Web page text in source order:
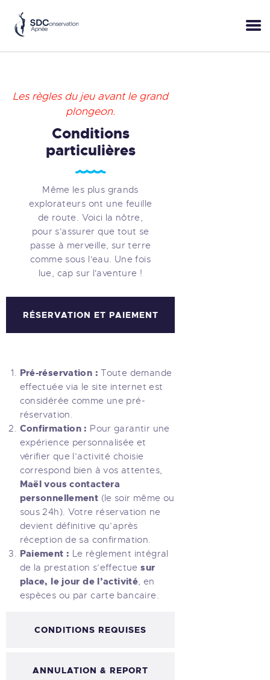
SESSIONS
BLOP!
A PROPOS
BONS CADEAUX
RÉSERVER
+33 (6) 95 50 18 95
Les règles du jeu avant le grand
plongeon.
Conditions
particulières
Même les plus grands
explorateurs ont une feuille
de route. Voici la nôtre,
pour s'assurer que tout se
passe à merveille, sur terre
comme sous l'eau. Une fois
lue, cap sur l'aventure !
RÉSERVATION ET PAIEMENT
Pré-réservation : Toute demande
effectuée via le site internet est
considérée comme une pré-
réservation.
Confirmation : Pour garantir une
expérience personnalisée et
vérifier que l’activité choisie
correspond bien à vos attentes,
Maël vous contactera
personnellement (le soir même ou
sous 24h). Votre réservation ne
devient définitive qu’après
réception de sa confirmation.
Paiement : Le règlement intégral
de la prestation s’effectuesur
place, le jour de l’activité, en
espèces ou par carte bancaire.
CONDITIONS REQUISES
ANNULATION & REPORT